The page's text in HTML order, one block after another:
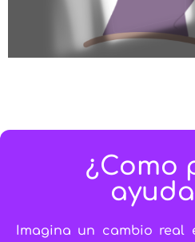
¿Como
Imagina un cambio